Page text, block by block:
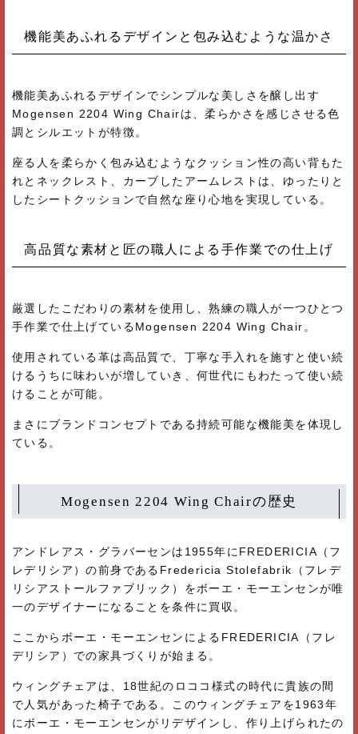
機能美あふれるデザインと包み込むような温かさ
機能美あふれるデザインでシンプルな美しさを醸し出す
Mogensen 2204 Wing Chairは、柔らかさを感じさせる色
調とシルエットが特徴。
座る人を柔らかく包み込むようなクッション性の高い背もた
れとネックレスト、カーブしたアームレストは、ゆったりと
したシートクッションで自然な座り心地を実現している。
高品質な素材と匠の職人による手作業での仕上げ
厳選したこだわりの素材を使用し、熟練の職人が一つひとつ
手作業で仕上げているMogensen 2204 Wing Chair。
使用されている革は高品質で、丁寧な手入れを施すと使い続
けるうちに味わいが増していき、何世代にもわたって使い続
けることが可能。
まさにブランドコンセプトである持続可能な機能美を体現し
ている。
Mogensen 2204 Wing Chairの歴史
アンドレアス・グラバーセンは1955年にFREDERICIA（フ
レデリシア）の前身であるFredericia Stolefabrik（フレデ
リシアストールファブリック）をボーエ・モーエンセンが唯
一のデザイナーになることを条件に買収。
ここからボーエ・モーエンセンによるFREDERICIA（フレ
デリシア）での家具づくりが始まる。
ウィングチェアは、18世紀のロココ様式の時代に貴族の間
で人気があった椅子である。このウィングチェアを1963年
にボーエ・モーエンセンがリデザインし、作り上げられたの